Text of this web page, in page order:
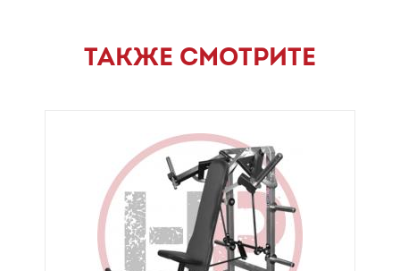
ТАКЖЕ СМОТРИТЕ